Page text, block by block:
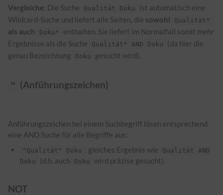
Vergleiche: Die Suche Qualität Doku
ist automatisch eine
Wildcard-Suche und liefert alle Seiten, die sowohl Qualität*
als auch Doku*
enthalten. Sie liefert im Normalfall somit mehr
Ergebnisse als die Suche
Qualität* AND Doku
(da hier die
genau Bezeichnung
Doku gesucht wird).
" (Anführungszeichen)
Anführungszeichen bei einem Suchbegriff lösen entsprechend
eine AND Suche für alle Begriffe aus:
"Qualität" Doku : gleiches Ergebnis wie
Qualität AND
Doku
(d.h. auch Doku wird präzise gesucht).
NOT